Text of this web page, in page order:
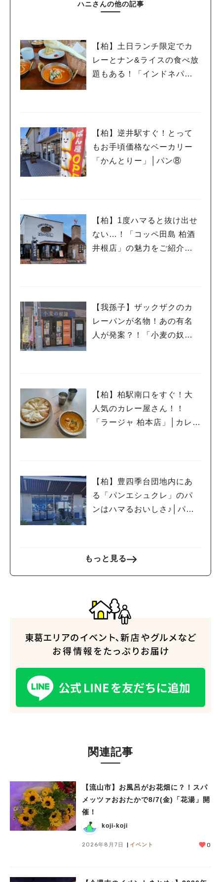
ハニさんの他の記事
【柏】土日ランチ限定でカ
レーとナン&ライスの食べ放
題もある！「インドネパー
【柏】逆井駅すぐ！とって
もお手頃価格なベーカリー
「かんとりー」│パン⑧
【柏】1度ハマると抜け出せ
ない…！「コッペ田島 柏酒
井根店」の魅力をご紹介し
【我孫子】ザックザクのカ
レーパンが名物！あの有名
人が発案？！「小麦の奴隷
【柏】柏駅南口をすぐ！大
人気のカレー屋さん！！
「ラージャ 柏本店」│カレー
【柏】豊四季台団地内にあ
る「パンエシュクレ」のパ
ンはハマるおいしさ♪│パン
もっと見る
関連記事
【流山市】お風呂がお花畑に？！スパ
メッツァおおたかで8/7(金)「花湯」開
催！
koji-koji
2026年8月7日 イベント 0